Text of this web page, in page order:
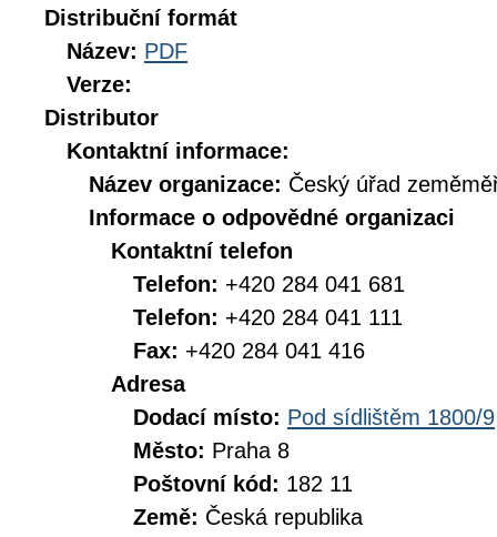
Distribuční formát
Název: PDF
Verze:
Distributor
Kontaktní informace:
Název organizace: Český úřad
Informace o odpovědné organizaci
Kontaktní telefon
Telefon: +420 284 041 681
Telefon: +420 284 041 111
Fax: +420 284 041 416
Adresa
Dodací místo: Pod sídlištěm 1800/9
Město: Praha 8
Poštovní kód: 182 11
Země: Česká republika